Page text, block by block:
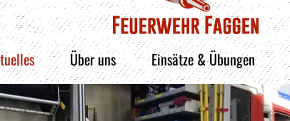
Über uns Einsätze & Übungen